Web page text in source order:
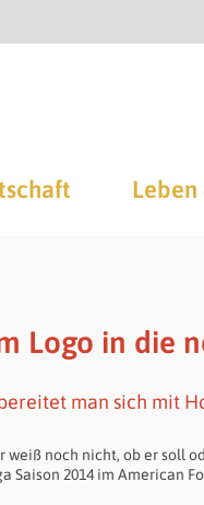
Leben
Logo in die
man sich mit
weiß noch nicht, ob er soll
Saison 2014 im American